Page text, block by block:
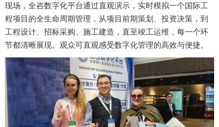
现场，全咨数字化平台通过直观演示，实时模拟一个国际工
程项目的全生命周期管理，从项目前期策划、投资决策，到
工程设计、招标采购、施工建造，直至竣工运维，每一个环
节都清晰展现。观众可直观感受数字化管理的高效与便捷。